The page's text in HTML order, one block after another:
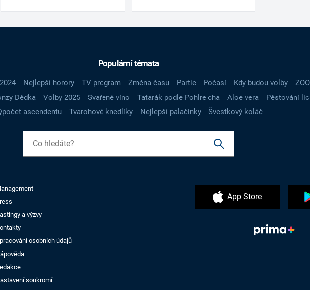
Populární témata
Nejlepší horory TV program Změna času Partie Počasí Kdy budou volby
Dědka Volby 2025 Svařené víno Tatarák podle Pohlreicha Aloe vera
Pěstování
ascendentu
Tvarohové knedlíky Nejlepší palačinky Švestkový koláč
a výzvy
osobních údajů
soukromí
App Store